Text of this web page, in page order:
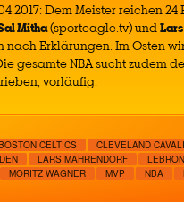
Dem Meister reichen
Mitha(sporteagle.tv) und
nach Erklärungen. Im Osten
gesamte NBA sucht zudem
vorläufig.
CELTICS
CLEVELAND
LARS MAHRENDORF
MORITZ WAGNER MVP NBA